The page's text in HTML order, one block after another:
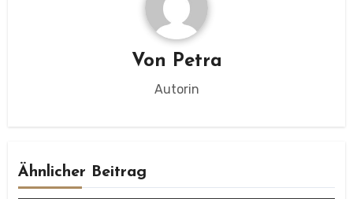
Von Petra
Autorin
Ähnlicher Beitrag